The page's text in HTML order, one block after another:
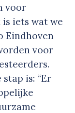
voor
iets wat we
Eindhoven
voor
is: “Er